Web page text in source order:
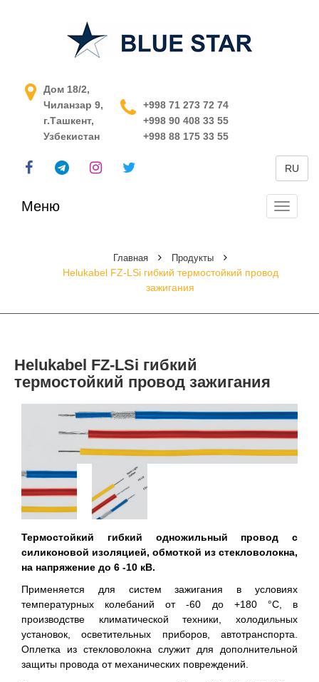
АСУ ТП в Узбекистане
Дом 18/2,
Чиланзар 9,
г.Ташкент,
Узбекистан
+998 71 273 72 74
+998 90 408 33 55
+998 88 175 33 55
RU
Меню
Главная Продукты
Helukabel FZ-LSi гибкий термостойкий провод
зажигания
Helukabel FZ-LSi гибкий
термостойкий провод зажигания
Термостойкий гибкий одножильный провод с
силиконовой изоляцией, обмоткой из стекловолокна,
на напряжение до 6 -10 кВ.
Применяется для систем зажигания в условиях
температурных колебаний от -60 до +180 °С, в
производстве климатической техники, холодильных
установок, осветительных приборов, автотранспорта.
Оплетка из стекловолокна служит для дополнительной
защиты провода от механических повреждений.